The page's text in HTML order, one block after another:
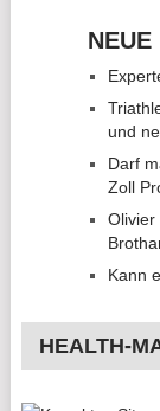
NEUE
und
Darf
Zoll
Olivier
Kann
HEALTH-